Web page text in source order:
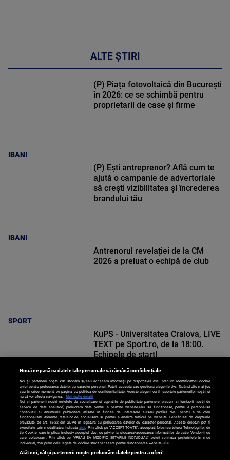
ALTE ȘTIRI
IBANI
(P) Piața fotovoltaică din București
în 2026: ce se schimbă pentru
proprietarii de case și firme
IBANI
(P) Ești antreprenor? Află cum te
ajută o campanie de advertoriale
să crești vizibilitatea și încrederea
brandului tău
SPORT
Antrenorul revelației de la CM
2026 a preluat o echipă de club
SPORT
KuPS - Universitatea Craiova, LIVE
TEXT pe Sport.ro, de la 18:00.
Echipele de start!
Nouă ne pasă ca datele tale personale să rămână confidențiale
Noi și partenerii noștri 201 stocăm și/sau accesăm informații pe dispozitivul dvs., precum identificatorii cookie
unici pentru prelucrarea datelor cu caracter personal. Puteți accepta sau gestiona alegerile dvs. făcând clic mai jos
sau în orice moment, pe pagina cu politica de confidențialitate. Aceste alegeri vor fi raportate partenerilor noștri și
nu vă vor afecta navigarea.
Mai multe detalii
Noi si partenerii nostri (retelele de socializare si agentiile de publicitate partenere, precum si furnizorii nostri de
servicii de date analitice) prelucram date pentru a permite website-ului sa functioneze, pentru a personaliza
continutul si anunturile publicitare afisate in functie de interesele si/sau profilul dvs., pentru a va oferi
functionalitati aferente retelelor de socializare si pentru a analiza traficul pe website. Beneficiati de drepturile
prevazute de art. 15-22 din GDPR in legatura cu prelucrarea datelor cu caracter personal. Aceste drepturi pot fi
exercitate prin modalitatea indicataaici . Prin click pe “ACCEPT TOATE”, acceptati folosirea tuturor Tehnologiilor de
tip Cookie, care implica inclusiv acceptul dvs. cu privire la stocarea/accesarea informatiilor de catre Vendor-ii cu
care colaboram. Prin click pe “VREAU SA MODIFIC SETARILE INDIVIDUAL” puteti schimba preferintele in mod
individual, mai putin cele legate de cookie strict necesare pentru functionarea website-ului.
Atât noi, cât și partenerii noștri prelucrăm datele pentru a oferi: